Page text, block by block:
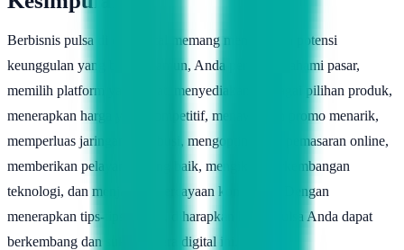
Berbisnis pulsa di era digital memang menjanjikan potensi
keunggulan yang besar. Namun, Anda perlu memahami pasar,
memilih platform yang tepat, menyediakan berbagai pilihan produk,
menerapkan harga yang kompetitif, menawarkan promo menarik,
memperluas jaringan distribusi, mengoptimalkan pemasaran online,
memberikan pelayanan yang baik, mengikuti perkembangan
teknologi, dan menjaga kepercayaan konsumen. Dengan
menerapkan tips-tips di atas, diharapkan bisnis pulsa Anda dapat
berkembang dan sukses di era digital ini.